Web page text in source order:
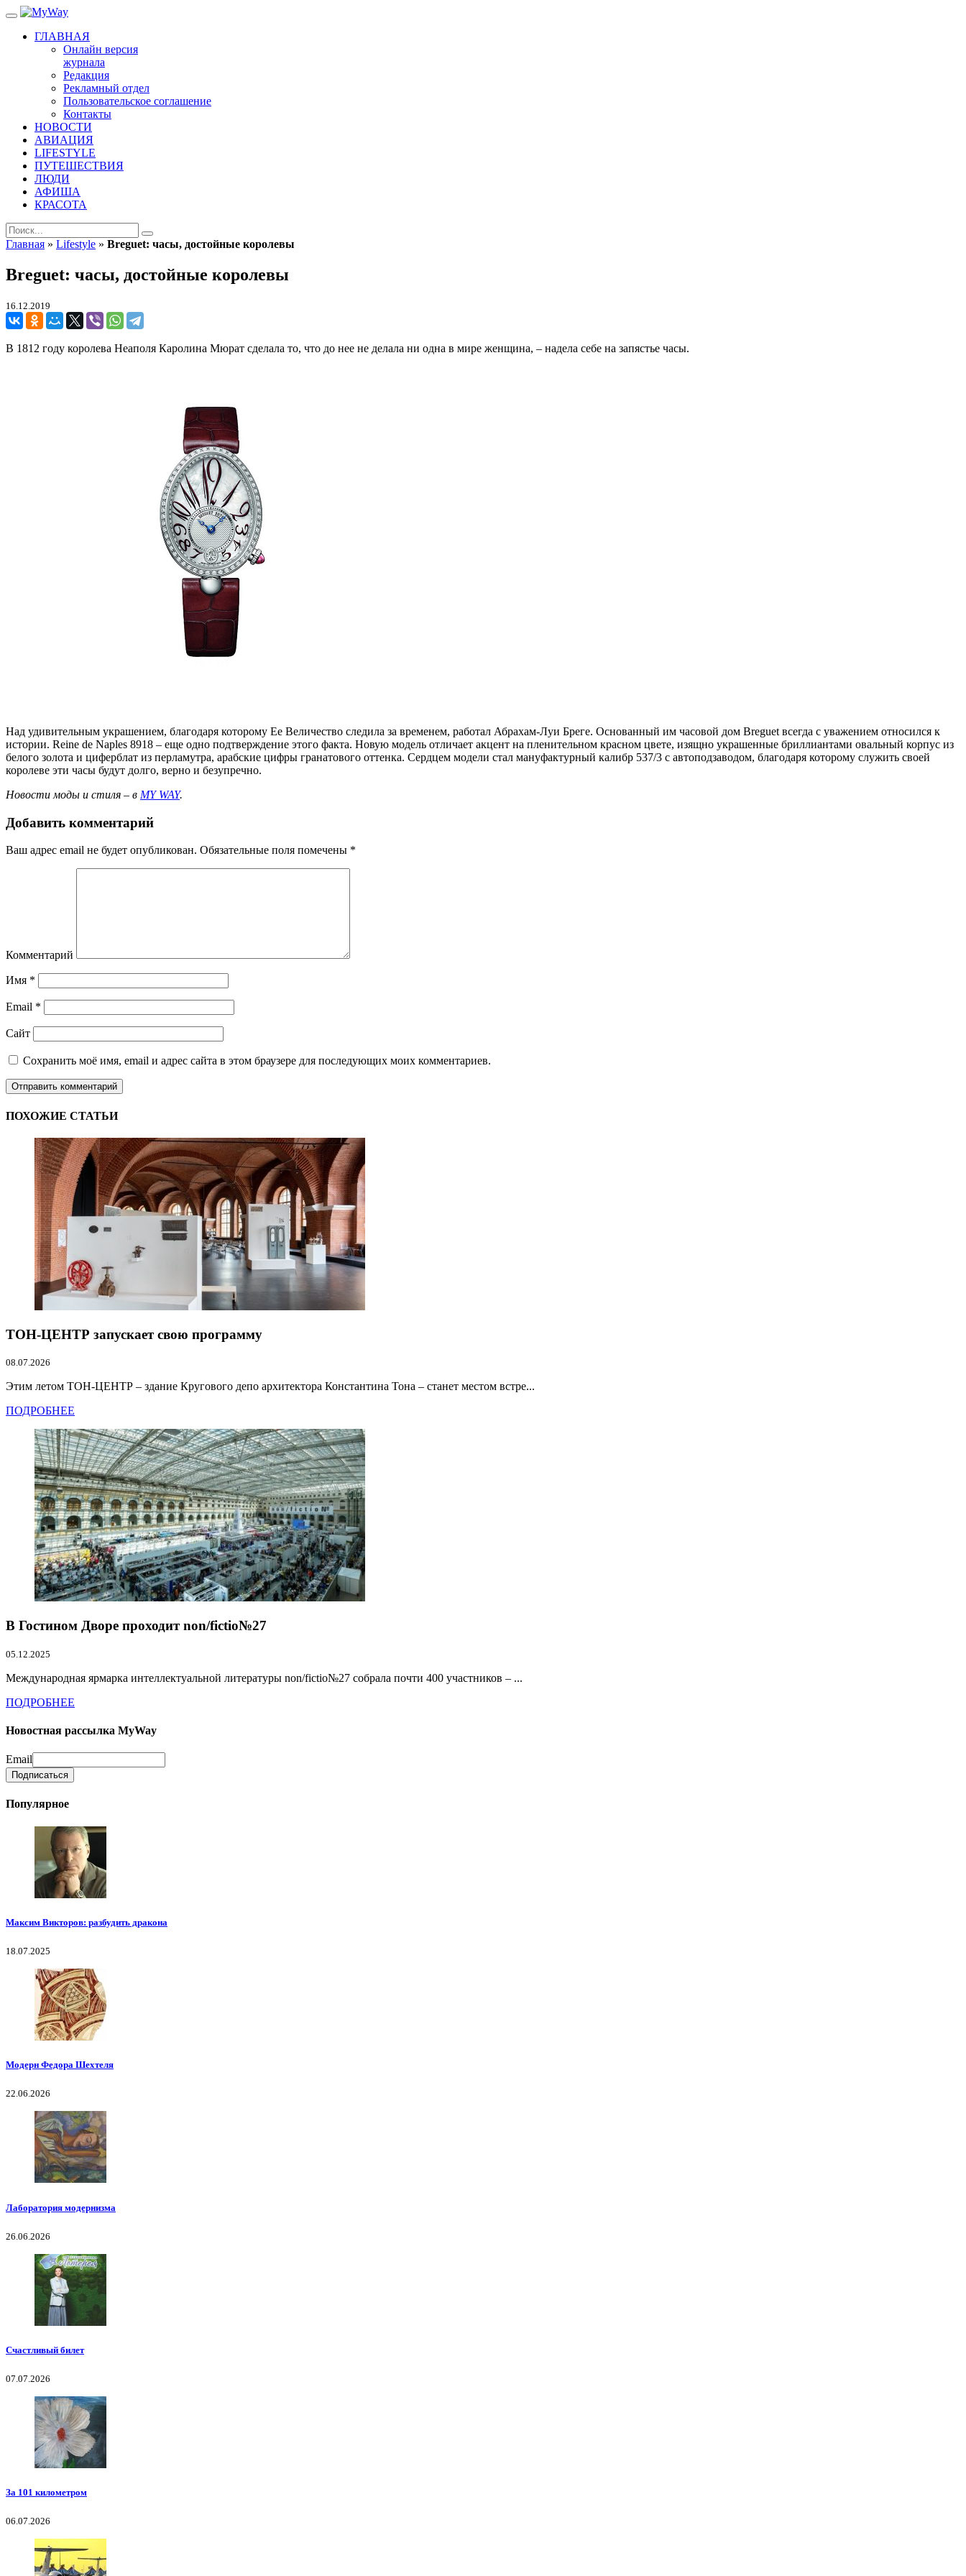
ГЛАВНАЯ
Онлайн версия
журнала
Редакция
Рекламный отдел
Пользовательское соглашение
Контакты
НОВОСТИ
АВИАЦИЯ
LIFESTYLE
ПУТЕШЕСТВИЯ
ЛЮДИ
АФИША
КРАСОТА
Главная » Lifestyle » Breguet: часы, достойные королевы
Breguet: часы, достойные королевы
16.12.2019
В 1812 году королева Неаполя Каролина Мюрат сделала то, что до нее не делала ни одна в мире женщина, – надела себе на запястье часы.
Над удивительным украшением, благодаря которому Ее Величество следила за временем, работал Абрахам-Луи Бреге. Основанный им часовой дом Breguet всегда с уважением относился к
истории. Reine de Naples 8918 – еще одно подтверждение этого факта. Новую модель отличает акцент на пленительном красном цвете, изящно украшенные бриллиантами овальный корпус из
белого золота и циферблат из перламутра, арабские цифры гранатового оттенка. Сердцем модели стал мануфактурный калибр 537/3 с автоподзаводом, благодаря которому служить своей
королеве эти часы будут долго, верно и безупречно.
Новости моды и стиля – в MY WAY.
Добавить комментарий
Ваш адрес email не будет опубликован. Обязательные поля помечены *
Комментарий
Имя *
Email *
Сайт
Сохранить моё имя, email и адрес сайта в этом браузере для последующих моих комментариев.
ПОХОЖИЕ СТАТЬИ
ТОН-ЦЕНТР запускает свою программу
08.07.2026
Этим летом ТОН-ЦЕНТР – здание Кругового депо архитектора Константина Тона – станет местом встре...
ПОДРОБНЕЕ
В Гостином Дворе проходит non/fictio№27
05.12.2025
Международная ярмарка интеллектуальной литературы non/fictio№27 собрала почти 400 участников – ...
ПОДРОБНЕЕ
Новостная рассылка MyWay
Email
Популярное
Максим Викторов: разбудить дракона
18.07.2025
Модерн Федора Шехтеля
22.06.2026
Лаборатория модернизма
26.06.2026
Счастливый билет
07.07.2026
За 101 километром
06.07.2026